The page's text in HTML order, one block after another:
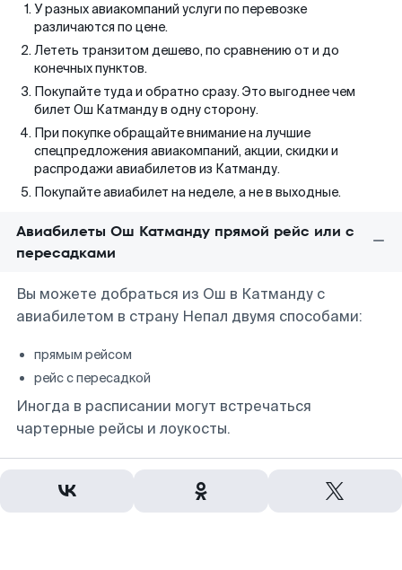
У разных авиакомпаний услуги по перевозке
различаются по цене.
Лететь транзитом дешево, по сравнению от и до
конечных пунктов.
Покупайте туда и обратно сразу. Это выгоднее чем
билет Ош Катманду в одну сторону.
При покупке обращайте внимание на лучшие
спецпредложения авиакомпаний, акции, скидки и
распродажи авиабилетов из Катманду.
Покупайте авиабилет на неделе, а не в выходные.
Авиабилеты Ош Катманду прямой рейс или с
пересадками
Вы можете добраться из Ош в Катманду с
авиабилетом в страну Непал двумя способами:
прямым рейсом
рейс с пересадкой
Иногда в расписании могут встречаться
чартерные рейсы и лоукосты.